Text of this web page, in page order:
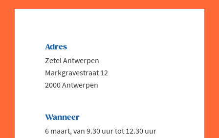
Adres
Zetel Antwerpen
Markgravestraat 12
2000 Antwerpen
Wanneer
6 maart, van 9.30 uur tot 12.30 uur